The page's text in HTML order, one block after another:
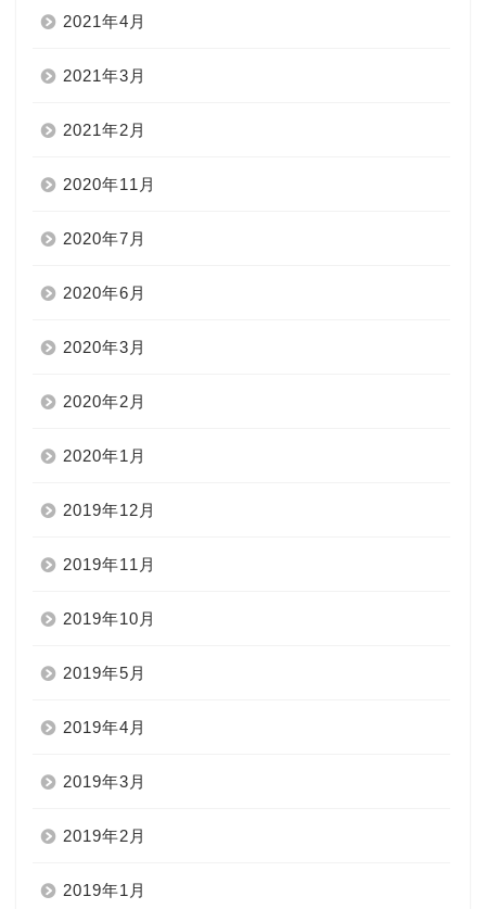
2021年4月
2021年3月
2021年2月
2020年11月
2020年7月
2020年6月
2020年3月
2020年2月
2020年1月
2019年12月
2019年11月
2019年10月
2019年5月
2019年4月
2019年3月
2019年2月
2019年1月